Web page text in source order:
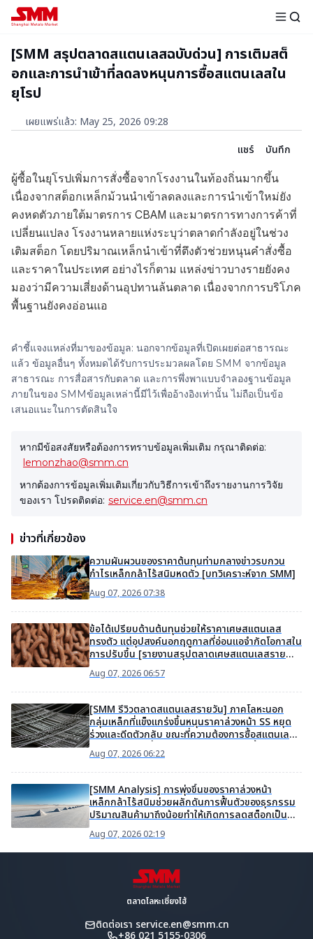
[SMM สรุปตลาดสแตนเลสฉบับด่วน] การเติมสต็
อกและการนำเข้าที่ลดลงหนุนการซื้อสแตนเลสใน
ยุโรป
เผยแพร่แล้ว: May 25, 2026 09:28
แชร์
บันทึก
ผู้ซื้อในยุโรปเพิ่มการสั่งซื้อจากโรงงานในท้องถิ่นมากขึ้น
เนื่องจากสต็อกเหล็กม้วนนำเข้าลดลงและการนำเข้าใหม่ยัง
คงหดตัวภายใต้มาตรการ CBAM และมาตรการทางการค้าที่
เปลี่ยนแปลง โรงงานหลายแห่งระบุว่าตลาดกำลังอยู่ในช่วง
เติมสต็อก โดยปริมาณเหล็กนำเข้าที่ตึงตัวช่วยหนุนคำสั่งซื้อ
และราคาในประเทศ อย่างไรก็ตาม แหล่งข่าวบางรายยังคง
มองว่ามีความเสี่ยงด้านอุปทานล้นตลาด เนื่องจากการบริโภค
พื้นฐานยังคงอ่อนแอ
คำชี้แจงแหล่งที่มาของข้อมูล: นอกจากข้อมูลที่เปิดเผยต่อสาธารณะ
แล้ว ข้อมูลอื่นๆ ทั้งหมดได้รับการประมวลผลโดย SMM จากข้อมูล
สาธารณะ การสื่อสารกับตลาด และการพึ่งพาแบบจำลองฐานข้อมูล
ภายในของ SMMข้อมูลเหล่านี้มีไว้เพื่ออ้างอิงเท่านั้น ไม่ถือเป็นข้อ
เสนอแนะในการตัดสินใจ
หากมีข้อสงสัยหรือต้องการทราบข้อมูลเพิ่มเติม กรุณาติดต่อ:
lemonzhao@smm.cn
หากต้องการข้อมูลเพิ่มเติมเกี่ยวกับวิธีการเข้าถึงรายงานการวิจัย
ของเรา โปรดติดต่อ: service.en@smm.cn
ข่าวที่เกี่ยวข้อง
ความผันผวนของราคาต้นทุนท่ามกลางข่าวรบกวน
กำไรเหล็กกล้าไร้สนิมหดตัว [บทวิเคราะห์จาก SMM]
Aug 07, 2026 07:38
ข้อได้เปรียบด้านต้นทุนช่วยให้ราคาเศษสแตนเลส
ทรงตัว แต่อุปสงค์นอกฤดูกาลที่อ่อนแอจำกัดโอกาสใน
การปรับขึ้น [รายงานสรุปตลาดเศษสแตนเลสราย
สัปดาห์จาก SMM]
Aug 07, 2026 06:57
[SMM รีวิวตลาดสแตนเลสรายวัน] ภาคโลหะนอก
กลุ่มเหล็กที่แข็งแกร่งขึ้นหนุนราคาล่วงหน้า SS หยุด
ร่วงและดีดตัวกลับ ขณะที่ความต้องการซื้อสแตนเลส
ในตลาดสปอตที่อ่อนแอจำกัดโมเมนตัมขาขึ้น
Aug 07, 2026 06:22
[SMM Analysis] การพุ่งขึ้นของราคาล่วงหน้า
เหล็กกล้าไร้สนิมช่วยผลักดันการฟื้นตัวของธุรกรรม
ปริมาณสินค้ามาถึงน้อยทำให้เกิดการลดสต็อกเป็น
ระยะของสินค้าคงคลังเหล็กกล้าไร้สนิม
Aug 07, 2026 02:19
ตลาดโลหะเซี่ยงไฮ้
ติดต่อเรา service.en@smm.cn
+86 021 5155-0306